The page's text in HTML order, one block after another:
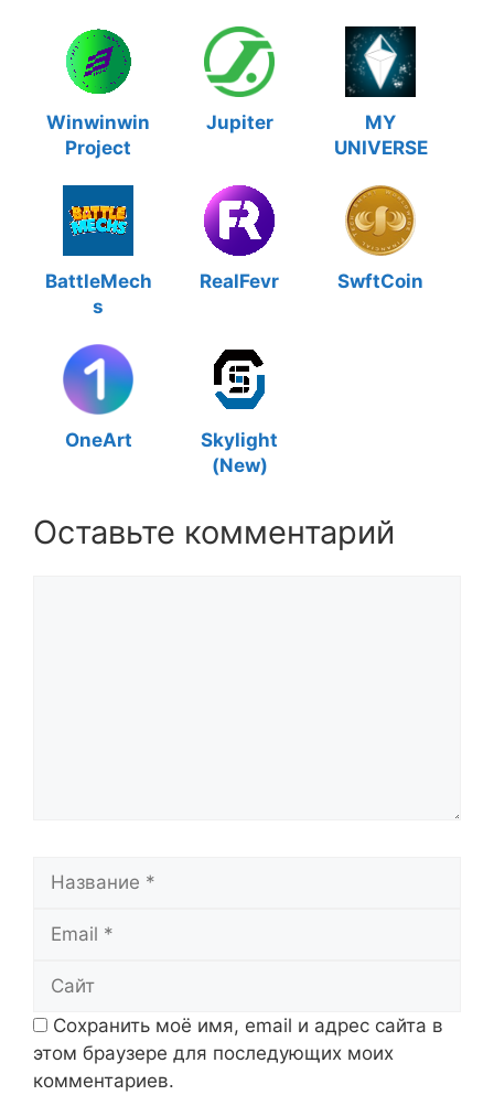
Winwinwin
Project
Jupiter
MY
UNIVERSE
BattleMech
s
RealFevr SwftCoin
OneArt
Skylight
(New)
Оставьте комментарий
Сохранить моё имя, email и адрес сайта в
этом браузере для последующих моих
комментариев.